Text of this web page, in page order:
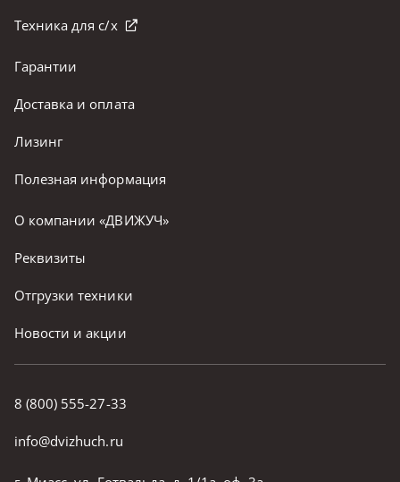
8 (800) 555-27-33
info@dvizhuch.ru
Техника для с/х
Гарантии
Доставка и оплата
Лизинг
Полезная информация
О компании «ДВИЖУЧ»
Реквизиты
Отгрузки техники
Новости и акции